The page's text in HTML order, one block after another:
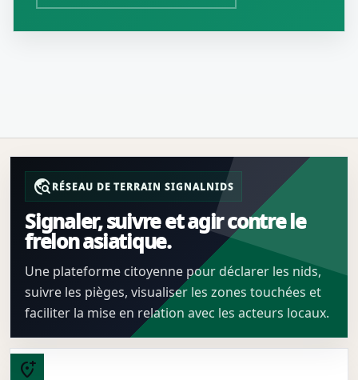
travel_exploreRÉSEAU DE TERRAIN SIGNALNIDS
Signaler, suivre et agir contre le
frelon asiatique.
Une plateforme citoyenne pour déclarer les nids,
suivre les pièges, visualiser les zones touchées et
faciliter la mise en relation avec les acteurs locaux.
add_location_alt